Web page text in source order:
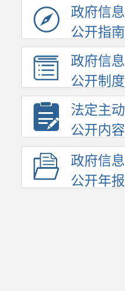
政府信息
公开指南
政府信息
公开制度
法定主动
公开内容
政府信息
公开年报